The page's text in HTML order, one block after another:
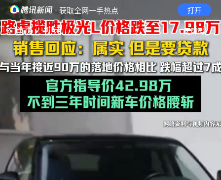
· 获取全网一手热点 打开
首页 视频 无障碍